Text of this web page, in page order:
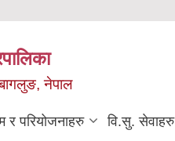
नेपाल
र परियोजनाहरु वि.सु. सेवाहरु